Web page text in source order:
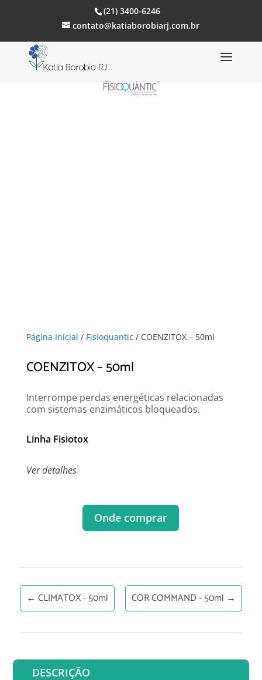
(21) 3400-6246
contato@katiaborobiarj.com.br
Página Inicial / Fisioquantic / COENZITOX – 50ml
COENZITOX – 50ml
Interrompe perdas energéticas relacionadas
com sistemas enzimáticos bloqueados.
Linha Fisiotox
Ver detalhes
Onde comprar
← CLIMATOX - 50ml COR COMMAND - 50ml →
DESCRIÇÃO